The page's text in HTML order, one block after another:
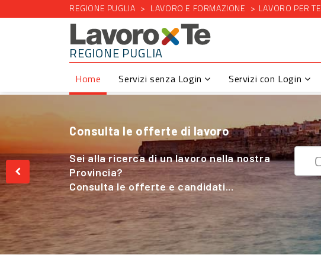
REGIONE PUGLIA LAVORO E FORMAZIONE LAVORO PER TE
REGIONE PUGLIA
Home Servizi senza Login Servizi con Login
Consulta le offerte di lavoro
Sei alla ricerca di un lavoro nella nostra
Provincia?
Consulta le offerte e candidati...
Cerchi Lavoro nel Settore Agricolo ?
Sei alla ricerca di un lavoro nella nostra
Provincia?
Consulta le offerte e candidati...